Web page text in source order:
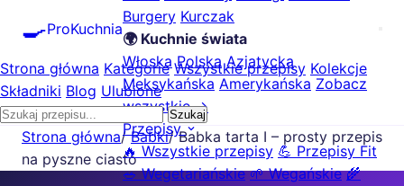
🍳ProKuchnia
Burgery Kurczak
🌍 Kuchnie świata
Włoska Polska Azjatycka
Meksykańska Amerykańska Zobacz
wszystkie →
Przepisy
🔥 Wszystkie przepisy 💪 Przepisy Fit
🥗 Wegetariańskie 🌱 Wegańskie 🌾
Strona główna Kategorie Wszystkie przepisy Kolekcje
Składniki Blog Ulubione
Szukaj
Strona główna/ Babki/ Babka tarta I – prosty przepis
na pyszne ciasto